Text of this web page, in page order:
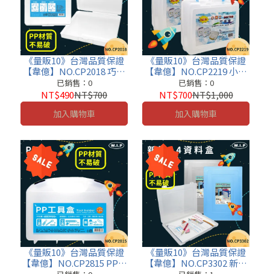
《量販10》台灣品質保證
【韋億】NO.CP2018 巧巧
文書盒 工具盒 收納盒 小物
盒 資料盒 便利盒 老師的好
幫手
已銷售：0
NT$490NT$700
加入購物車
《量販10》台灣品質保證
【韋億】NO.CP2219 小博
士工具盒 文書盒 收納盒 小
物盒 資料盒 便利盒 老師的
好幫手
已銷售：0
NT$700NT$1,000
加入購物車
《量販10》台灣品質保證
【韋億】NO.CP2815 PP工
《量販10》台灣品質保證
【韋億】NO.CP3302 新型